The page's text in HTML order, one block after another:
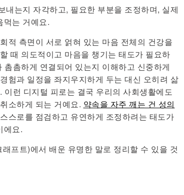
내는지 자각하고, 필요한 부분을 조정하며, 실제
먹는 거예요.
적 측면이 서로 얽혀 있는 마음 전체의 건강을
때 의도적이고 마음을 챙기는 태도가 필요하
촘하게 연결되어 있는지 이해하고 신중하게
험과 일정을 좌지우지하게 두는 대신 오히려 삶
런 디지털 피로는 결국 우리의 사회생활에도
소하게 되는 거예요. 약속을 자주 깨는 건 성의
스로를 점검하고 유연하게 조정하려는 태도가
에요.
프트)에서 배운 유명한 말로 정리할 수 있을 것